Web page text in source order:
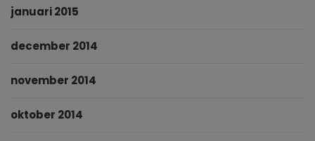
januari 2015
december 2014
november 2014
oktober 2014